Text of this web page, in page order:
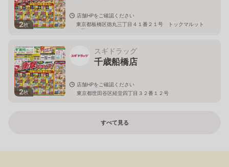
2枚
店舗HPをご確認ください
東京都板橋区徳丸三丁目４１番２１号 トックマルット
１階
2枚
スギドラッグ
千歳船橋店
店舗HPをご確認ください
東京都世田谷区経堂四丁目３２番１２号
すべて見る